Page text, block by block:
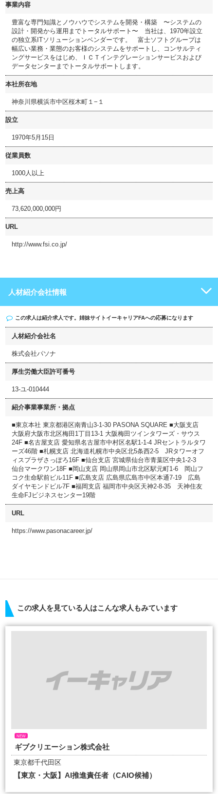
事業内容
豊富な専門知識とノウハウでシステムを開発・構築 〜システムの
設計・開発から運用までトータルサポート〜 当社は、1970年設立
の独立系ITソリューションベンダーです。 富士ソフトグループは
幅広い業務・業態のお客様のシステムをサポートし、コンサルティ
ングサービスをはじめ、ＩＣＴインテグレーションサービスおよび
データセンターまでトータルサポートします。
本社所在地
神奈川県横浜市中区桜木町１−１
設立
1970年5月15日
従業員数
1000人以上
売上高
73,620,000,000円
URL
http://www.fsi.co.jp/
人材紹介会社情報
この求人は紹介求人です。姉妹サイト イーキャリアFAへの応募になります
人材紹介会社名
株式会社パソナ
厚生労働大臣許可番号
13-ユ-010444
紹介事業事業所・拠点
■東京本社 東京都港区南青山3-1-30 PASONA SQUARE ■大阪支店
大阪府大阪市北区梅田1丁目13-1 大阪梅田ツインタワーズ・サウス
24F ■名古屋支店 愛知県名古屋市中村区名駅1-1-4 JRセントラルタワ
ーズ46階 ■札幌支店 北海道札幌市中央区北5条西2-5 JRタワーオフ
ィスプラザさっぽろ16F ■仙台支店 宮城県仙台市青葉区中央1-2-3
仙台マークワン18F ■岡山支店 岡山県岡山市北区駅元町1-6 岡山フ
コク生命駅前ビル11F ■広島支店 広島県広島市中区本通7-19 広島
ダイヤモンドビル7F ■福岡支店 福岡市中央区天神2-8-35 天神住友
生命FJビジネスセンター19階
URL
https://www.pasonacareer.jp/
この求人を見ている人はこんな求人もみています
NEW
ギブクリエーション株式会社
東京都千代田区
【東京・大阪】AI推進責任者（CAIO候補）